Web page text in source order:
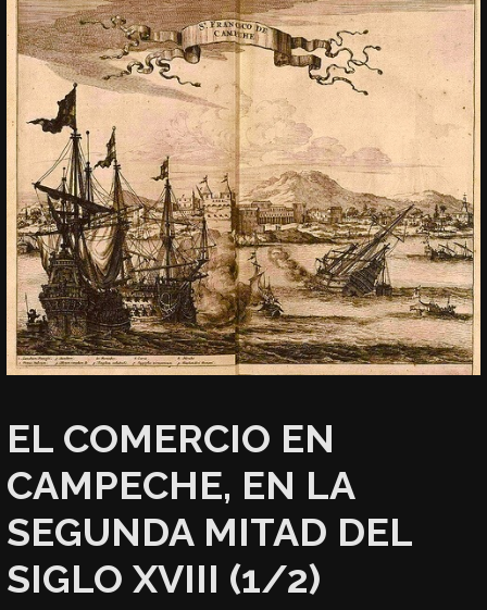
EL COMERCIO EN
CAMPECHE, EN LA
SEGUNDA MITAD DEL
SIGLO XVIII (1/2)